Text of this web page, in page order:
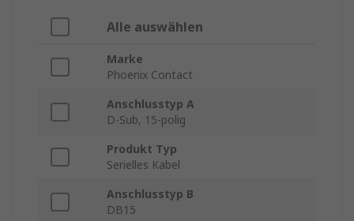
Alle auswählen
Marke
Phoenix Contact
Anschlusstyp A
D-Sub, 15-polig
Produkt Typ
Serielles Kabel
Anschlusstyp B
DB15